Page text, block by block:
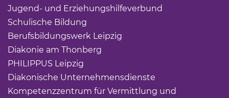
Jugend- und Erziehungshilfeverbund
Schulische Bildung
Berufsbildungswerk Leipzig
Diakonie am Thonberg
PHILIPPUS Leipzig
Diakonische Unternehmensdienste
Kompetenzzentrum für Vermittlung und